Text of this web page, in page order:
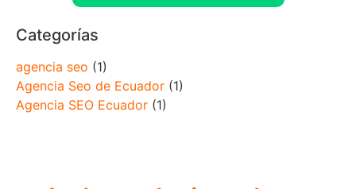
Categorías
agencia seo (1)
Agencia Seo de Ecuador (1)
Agencia SEO Ecuador (1)